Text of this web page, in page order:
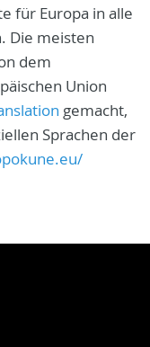
für Europa in alle
Die meisten
dem
Union
gemacht,
Sprachen der